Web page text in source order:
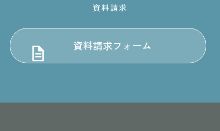
資料請求
資料請求フォーム